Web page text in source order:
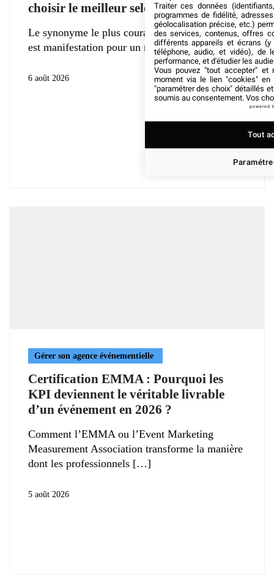
choisir le meilleur selon le contexte ?
Le synonyme le plus courant du mot événement
est manifestation pour un rassemblement
6 août 2026
Gérer son agence événementielle
Certification EMMA : Pourquoi les
KPI deviennent le véritable livrable
d’un événement en 2026 ?
Comment l’EMMA ou l’Event Marketing
Measurement Association transforme la manière
dont les professionnels
5 août 2026
Traiter ces données
programmes de fidélité,
géolocalisation précise, etc.)
des services, contenus, offres
différents appareils et écrans (y
téléphone, audio, et vidéo), de
performance, et d'étudier les
Vous pouvez "tout accepter" et
moment via le lien "cookies" en
"paramétrer des choix" détaillés
soumis au consentement. Vos
powered
Tout